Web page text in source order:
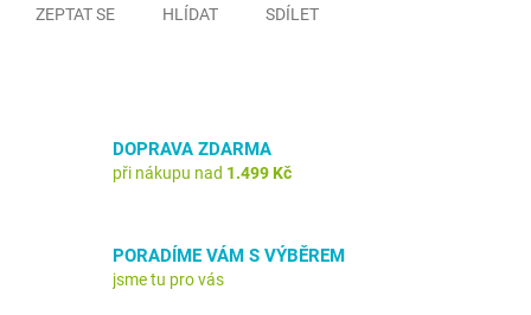
ZEPTAT SE HLÍDAT SDÍLET
DOPRAVA ZDARMA
při nákupu nad 1.499 Kč
PORADÍME VÁM S VÝBĚREM
jsme tu pro vás